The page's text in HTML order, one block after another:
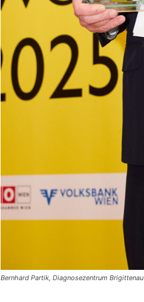
Bernhard Partik, Diagnosezentrum Brigittenau